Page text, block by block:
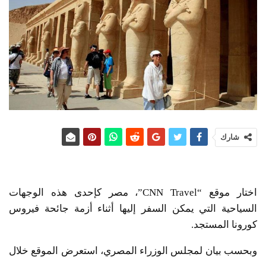
شارك
اختار موقع “CNN Travel”، مصر كإحدى هذه الوجهات
السياحية التي يمكن السفر إليها أثناء أزمة جائحة فيروس
كورونا المستجد.
وبحسب بيان لمجلس الوزراء المصري، استعرض الموقع خلال